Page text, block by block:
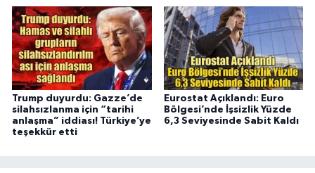
Trump duyurdu: Gazze’de
silahsızlanma için “tarihi
anlaşma” iddiası! Türkiye’ye
teşekkür etti
Eurostat Açıklandı: Euro
Bölgesi’nde İşsizlik Yüzde
6,3 Seviyesinde Sabit Kaldı